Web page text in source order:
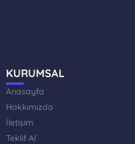
KURUMSAL
Anasayfa
Hakkımızda
İletişim
Teklif Al